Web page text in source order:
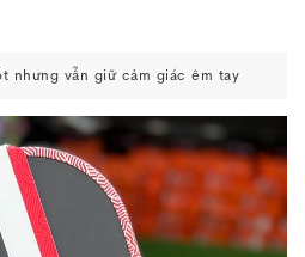
nhưng vẫn giữ cảm giác êm tay